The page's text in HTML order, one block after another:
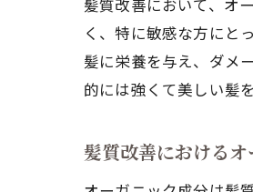
髪質改善において、オ
く、特に敏感な方にと
髪に栄養を与え、ダメ
的には強くて美しい髪
髪質改善における